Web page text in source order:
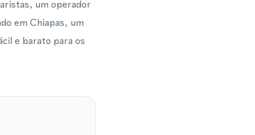
um operador
em Chiapas, um
e barato para os